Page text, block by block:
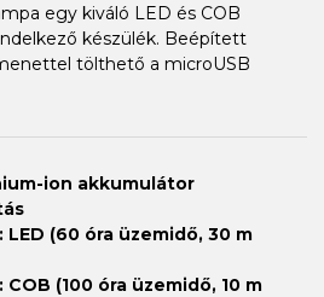
egy kiváló LED és COB
készülék. Beépített
tölthető a microUSB
ion akkumulátor
(60 óra üzemidő, 30 m
(100 óra üzemidő, 10 m